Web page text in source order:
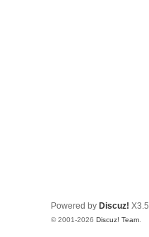
Powered by Discuz! X3.5
© 2001-2026 Discuz! Team